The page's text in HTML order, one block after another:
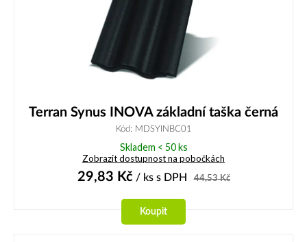
Terran Synus INOVA základní taška černá
Kód: MDSYINBC01
Skladem < 50 ks
Zobrazit dostupnost na pobočkách
29,83 Kč/ ks s DPH 44,53Kč
Koupit